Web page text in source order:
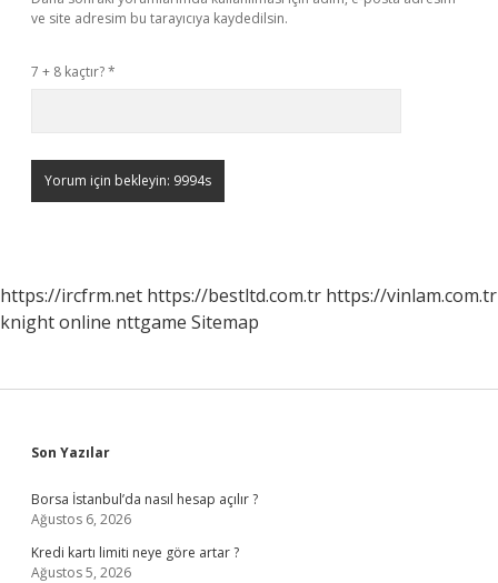
ve site adresim bu tarayıcıya kaydedilsin.
7 + 8 kaçtır?*
https://ircfrm.net https://bestltd.com.tr https://vinlam.com.tr
knight online nttgame Sitemap
Sidebar
Son Yazılar
Borsa İstanbul’da nasıl hesap açılır ?
Ağustos 6, 2026
Kredi kartı limiti neye göre artar ?
Ağustos 5, 2026